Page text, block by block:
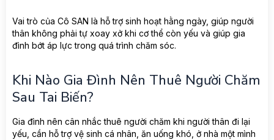
Vai trò của Cô SAN là hỗ trợ sinh hoạt hằng ngày, giúp người
thân không phải tự xoay xở khi cơ thể còn yếu và giúp gia
đình bớt áp lực trong quá trình chăm sóc.
Khi Nào Gia Đình Nên Thuê Người Chăm
Sau Tai Biến?
Gia đình nên cân nhắc thuê người chăm khi người thân đi lại
yếu, cần hỗ trợ vệ sinh cá nhân, ăn uống khó, ở nhà một mình